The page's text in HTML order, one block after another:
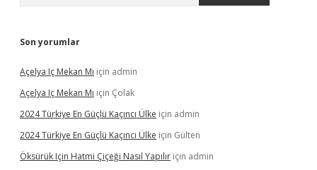
Son yorumlar
Açelya Iç Mekan Mı için admin
Açelya Iç Mekan Mı için Çolak
2024 Türkiye En Güçlü Kaçıncı Ülke için admin
2024 Türkiye En Güçlü Kaçıncı Ülke için Gülten
Öksürük Için Hatmi Çiçeği Nasıl Yapılır için admin